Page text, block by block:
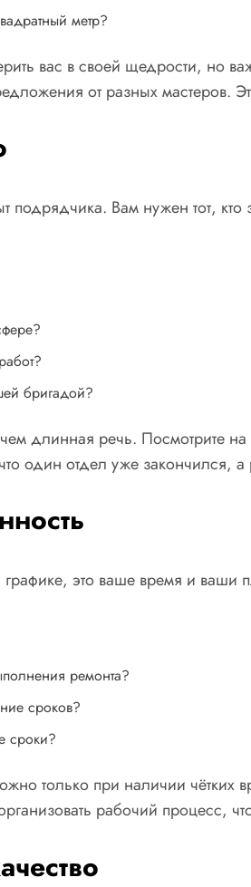
метр?
вас в своей щедрости, но
от разных
Вам нужен тот, кто
бригадой?
длинная речь. Посмотрите
один отдел уже закончился,
это ваше время и
ремонта?
сроков?
сроки?
только при наличии
рабочий процесс,